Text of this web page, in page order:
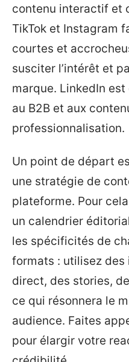
contenu interactif et
TikTok et Instagram
courtes et
susciter l’intérêt et
marque. LinkedIn
au B2B et aux
professionnalisation.
Un point de départ
une stratégie de
plateforme. Pour
un calendrier
les spécificités de
formats : utilisez des
direct, des stories,
ce qui résonnera le
audience. Faites
pour élargir votre